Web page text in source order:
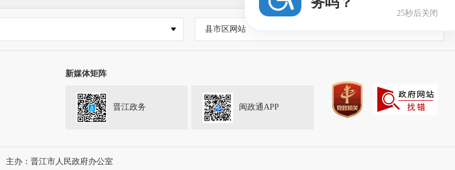
县市区网站
新媒体矩阵
晋江政务 闽政通APP
主办：晋江市人民政府办公室
25秒后关闭